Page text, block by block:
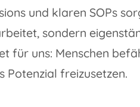
und klaren SOPs
sondern
für uns: Menschen
Potenzial freizusetzen.